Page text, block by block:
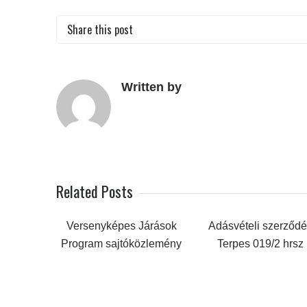
Share this post
Written by
Related Posts
Versenyképes Járások
Program sajtóközlemény
Adásvételi
Terpes 019/2 hrsz